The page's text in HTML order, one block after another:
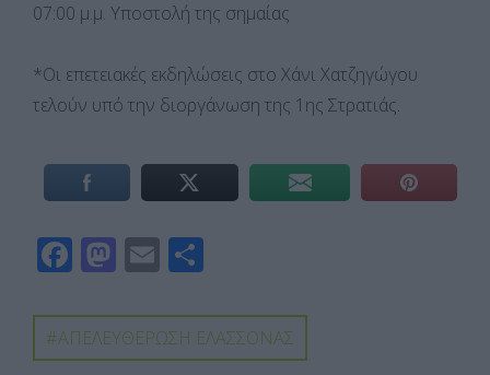
07:00 μ.μ. Υποστολή της σημαίας
*Οι επετειακές εκδηλώσεις στο Χάνι Χατζηγώγου
τελούν υπό την διοργάνωση της 1ης Στρατιάς.
F
e
b
M
to
d
E
ail ρ
α
ΑΠΕΛΕΥΘΕΡΩΣΗ ΕΛΑΣΣΟΝΑΣ